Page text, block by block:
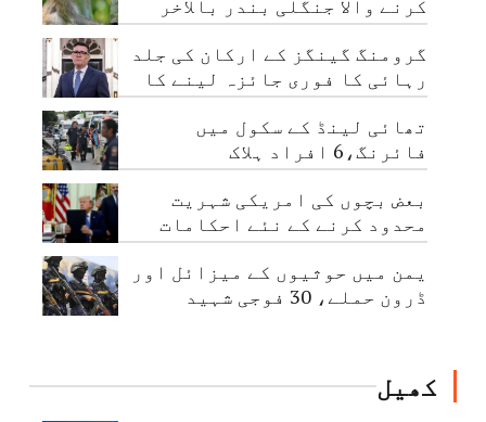
کرنے والا جنگلی بندر بالآخر
قابو کرلیا گیا
گرومنگ گینگز کے ارکان کی جلد
رہائی کا فوری جائزہ لینے کا
حکم
تھائی لینڈ کے سکول میں
فائرنگ،6 افراد ہلاک
بعض بچوں کی امریکی شہریت
محدود کرنے کے نئے احکامات
جاری
یمن میں حوثیوں کے میزائل اور
ڈرون حملے، 30 فوجی شہید
کھیل